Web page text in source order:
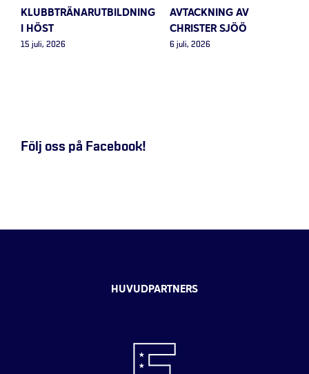
KLUBBTRÄNARUTBILDNING
I HÖST
15 juli, 2026
AVTACKNING AV
CHRISTER SJÖÖ
6 juli, 2026
Följ oss på Facebook!
HUVUDPARTNERS